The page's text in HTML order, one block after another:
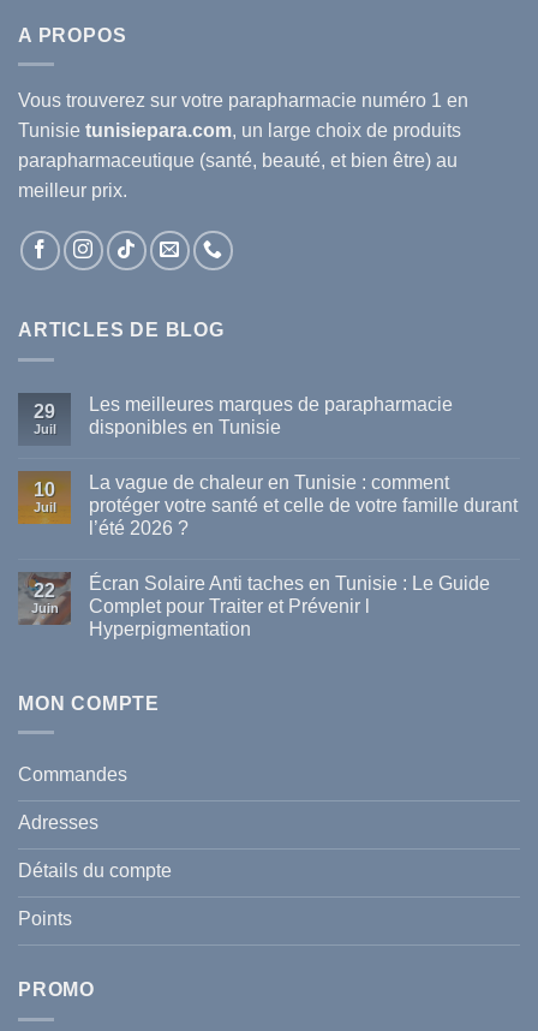
A PROPOS
Vous trouverez sur votre parapharmacie numéro 1 en
Tunisie tunisiepara.com, un large choix de produits
parapharmaceutique (santé, beauté, et bien être) au
meilleur prix.
ARTICLES DE BLOG
29
Juil
Les meilleures marques de parapharmacie
disponibles en Tunisie
sur
meilleures
marques
disponibles
en
Tunisie
10
Juil
La vague de chaleur en Tunisie : comment
protéger votre santé et celle de votre famille durant
l’été 2026 ?
sur
La
vague
de
comment
et
celle
de
votre
famille
durant
l’été
2026
?
22
Juin
Écran Solaire Anti taches en Tunisie : Le Guide
Complet pour Traiter et Prévenir l
Hyperpigmentation
Écran
Solaire
Tunisie
Guide
Traiter
Prévenir
MON COMPTE
Commandes
Adresses
Détails du compte
Points
PROMO